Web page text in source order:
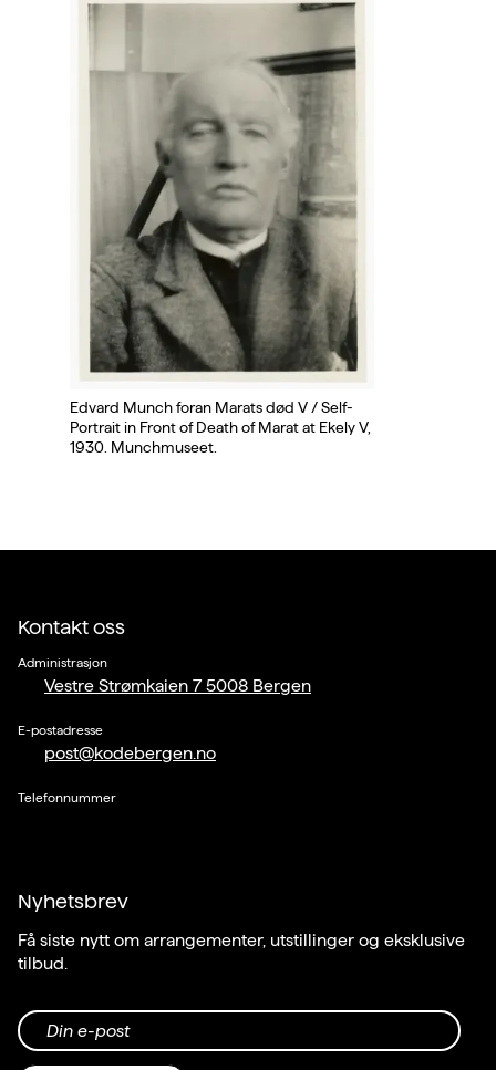
Edvard Munch foran Marats død V / Self-
Portrait in Front of Death of Marat at Ekely V,
1930. Munchmuseet.
Kontakt oss
Administrasjon
Vestre Strømkaien 7 5008 Bergen
E-postadresse
post@kodebergen.no
Telefonnummer
Nyhetsbrev
Få siste nytt om arrangementer, utstillinger og eksklusive
tilbud.
Din e-post